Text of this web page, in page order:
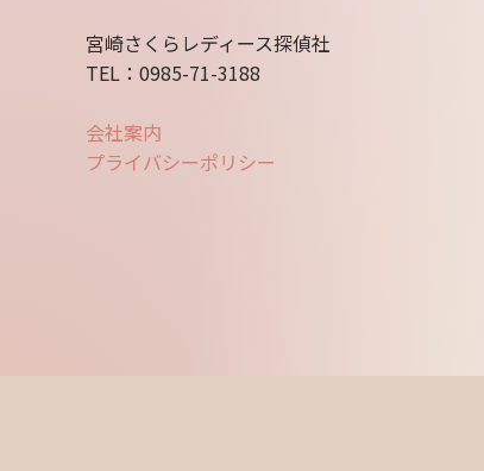
宮崎さくらレディース探偵社
TEL：0985-71-3188
会社案内
プライバシーポリシー